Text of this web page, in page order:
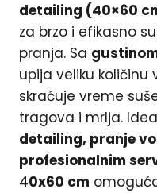
detailing (40×60
za brzo i efikasno
pranja. Sa
upija veliku količinu
skraćuje vreme
tragova i mrlja.
detailing, pranje
profesionalnim
40x60 cm